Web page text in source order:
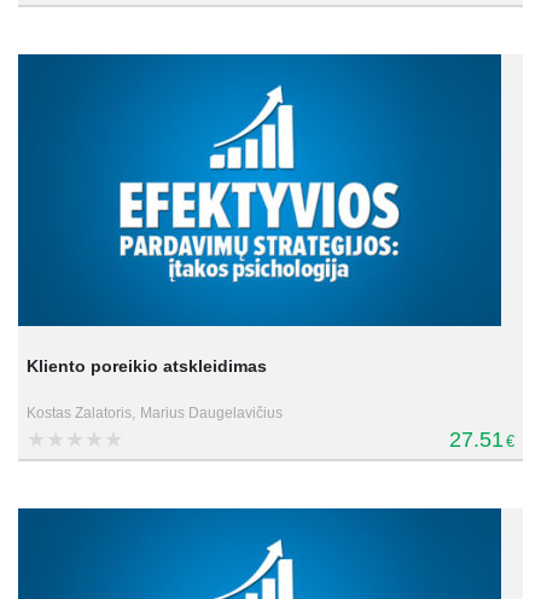
Kliento poreikio atskleidimas
Kostas Zalatoris, Marius Daugelavičius
27.51€